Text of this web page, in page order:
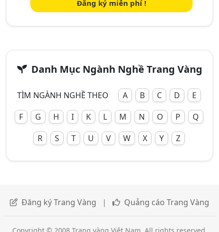
Đăng ký miễn phí !
Danh Mục Ngành Nghề Trang Vàng
TÌM NGÀNH NGHỀ THEO A B C D
E
F
G H I K L M N O P
Q
R
S T U V W X Y Z
Đăng ký Trang Vàng | Quảng cáo Trang Vàng